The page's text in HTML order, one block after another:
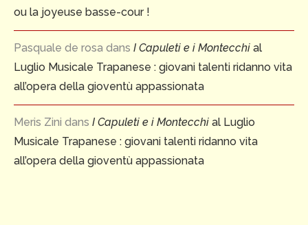
ou la joyeuse basse-cour !
Pasquale de rosa dans I Capuleti e i Montecchi al
Luglio Musicale Trapanese : giovani talenti ridanno vita
all’opera della gioventù appassionata
Meris Zini dans I Capuleti e i Montecchi al Luglio
Musicale Trapanese : giovani talenti ridanno vita
all’opera della gioventù appassionata